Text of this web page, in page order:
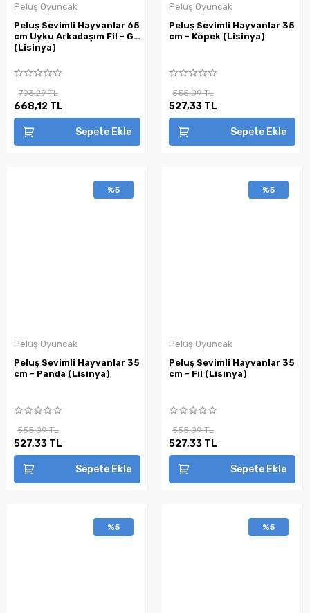
Peluş Oyuncak
Peluş Sevimli Hayvanlar 65
cm Uyku Arkadaşım Fil - Gri
(Lisinya)
703,29 TL
668,12 TL
Sepete Ekle
Peluş Oyuncak
Peluş Sevimli Hayvanlar 35
cm - Köpek (Lisinya)
555,09 TL
527,33 TL
Sepete Ekle
%5
Peluş Oyuncak
Peluş Sevimli Hayvanlar 35
cm - Panda (Lisinya)
555,09 TL
527,33 TL
Sepete Ekle
%5
Peluş Oyuncak
Peluş Sevimli Hayvanlar 35
cm - Fil (Lisinya)
555,09 TL
527,33 TL
Sepete Ekle
%5 %5